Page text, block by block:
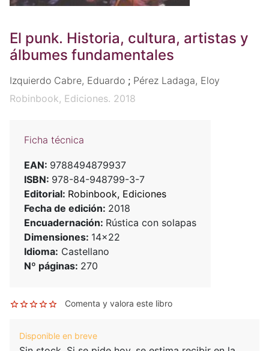
El punk. Historia, cultura, artistas y
álbumes fundamentales
Izquierdo Cabre, Eduardo ; Pérez Ladaga, Eloy
Robinbook, Ediciones. 2018
Ficha técnica
EAN: 9788494879937
ISBN: 978-84-948799-3-7
Editorial: Robinbook, Ediciones
Fecha de edición: 2018
Encuadernación: Rústica con solapas
Dimensiones: 14x22
Idioma: Castellano
Nº páginas: 270
Comenta y valora este libro
Disponible en breve